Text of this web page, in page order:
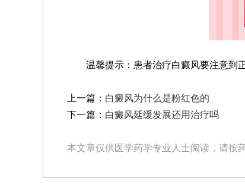
温馨提示：患者治疗白癜风要注意到正
上一篇： 白癜风为什么是粉红色的
下一篇： 白癜风延缓发展还用治疗吗
本文章仅供医学药学专业人士阅读，请按